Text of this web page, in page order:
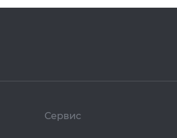
Сервис